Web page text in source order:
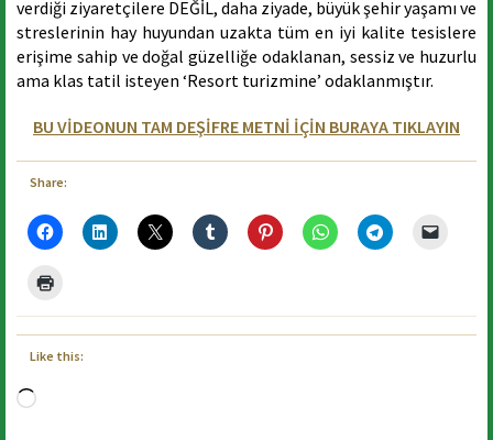
verdiği ziyaretçilere DEĞİL, daha ziyade, büyük şehir yaşamı ve
streslerinin hay huyundan uzakta tüm en iyi kalite tesislere
erişime sahip ve doğal güzelliğe odaklanan, sessiz ve huzurlu
ama klas tatil isteyen ‘Resort turizmine’ odaklanmıştır.
BU VİDEONUN TAM DEŞİFRE METNİ İÇİN BURAYA TIKLAYIN
Share:
Like this:
Loading…